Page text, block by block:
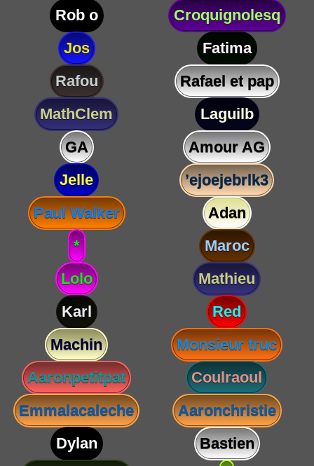
Rob o
Croquignolesq
Jos
Fatima
Rafou
Rafael et pap
MathClem
Laguilb
GA
Amour AG
Jelle
’ejoejebrlk3
Paul Walker
Adan
*
Maroc
Lolo
Mathieu
Karl
Red
Machin
Monsieur truc
Aaronpetitpat
Coulraoul
Emmalacaleche
Aaronchristie
Dylan
Bastien